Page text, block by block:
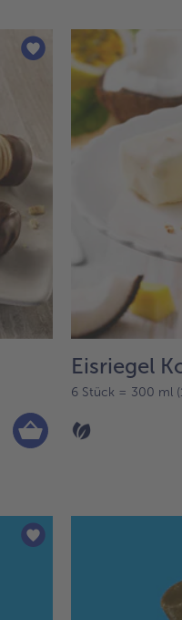
Eisriegel
6 Stück = 300 ml